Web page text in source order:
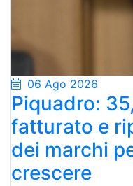
06 Ago 2026
Piquadro:
fatturato e
dei marchi
crescere